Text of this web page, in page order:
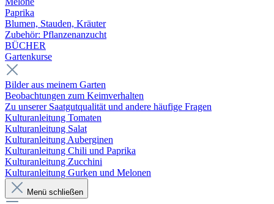
Paprika
Blumen, Stauden, Kräuter
Zubehör: Pflanzenanzucht
BÜCHER
Gartenkurse
Bilder aus meinem Garten
Beobachtungen zum Keimverhalten
Zu unserer Saatgutqualität und andere häufige Fragen
Kulturanleitung Tomaten
Kulturanleitung Salat
Kulturanleitung Auberginen
Kulturanleitung Chili und Paprika
Kulturanleitung Zucchini
Kulturanleitung Gurken und Melonen
Menü schließen